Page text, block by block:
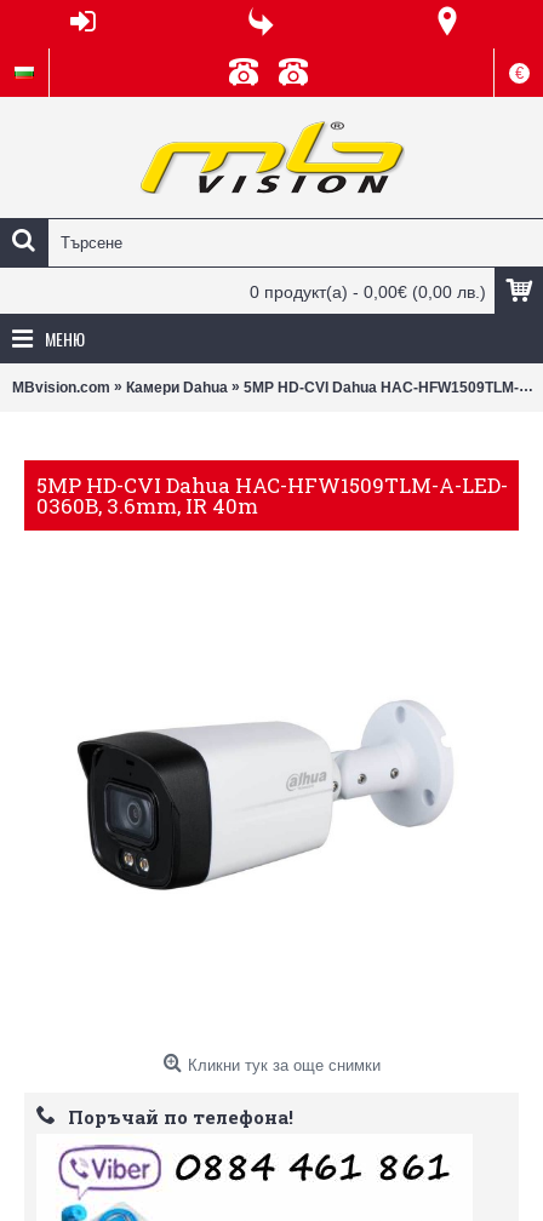
€
0 продукт(а) - 0,00€ (0,00 лв.)
МЕНЮ
MBvision.com » Камери Dahua » 5MP HD-CVI Dahua HAC-HFW1509TLM-A-LED-0360B, 3.6mm, IR 40m
5MP HD-CVI Dahua HAC-HFW1509TLM-A-LED-
0360B, 3.6mm, IR 40m
Кликни тук за още снимки
Поръчай по телефона!